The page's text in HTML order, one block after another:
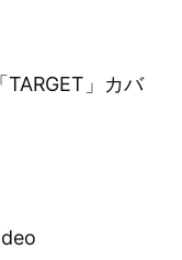
」カバ